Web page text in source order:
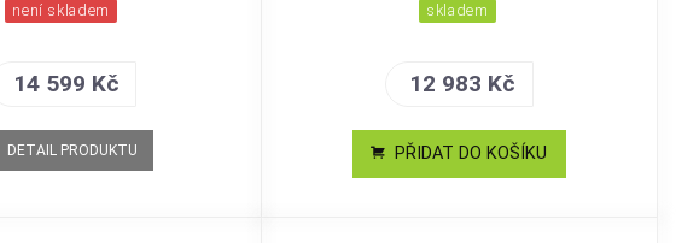
není skladem
14 599 Kč
DETAIL PRODUKTU
skladem
12 983 Kč
PŘIDAT DO KOŠÍKU